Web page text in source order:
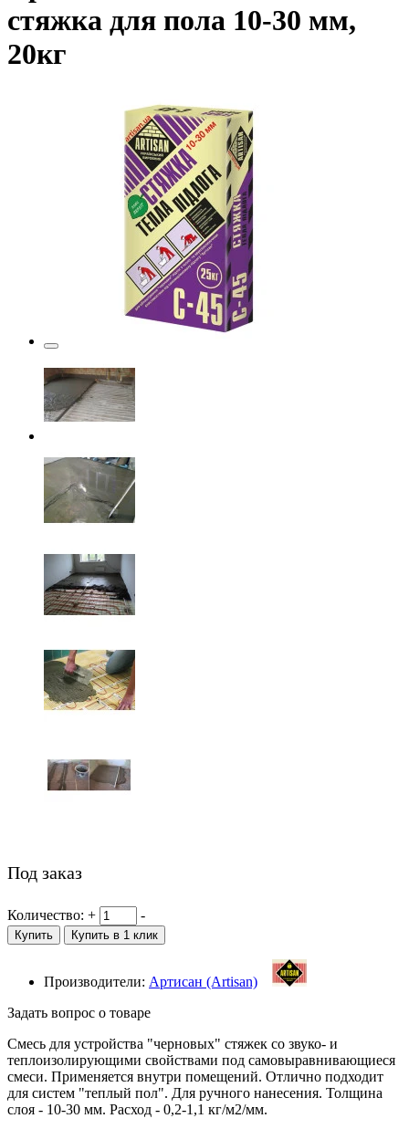
стяжка для пола 10-30 мм,
20кг
Под заказ
Количество: + -
Купить Купить в 1 клик
Производители: Артисан (Artisan)
Задать вопрос о товаре
Смесь для устройства "черновых" стяжек со звуко- и
теплоизолирующими свойствами под самовыравнивающиеся
смеси. Применяется внутри помещений. Отлично подходит
для систем "теплый пол". Для ручного нанесения. Толщина
слоя - 10-30 мм. Расход - 0,2-1,1 кг/м2/мм.